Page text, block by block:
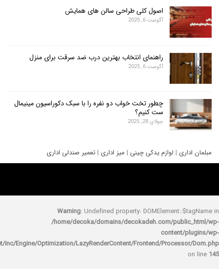
اصول کلی طراحی سالن های همایش
آگوست 6, 2025
راهنمای انتخاب بهترین درب ضد سرقت برای منزل
آگوست 6, 2025
چطور تخت خواب دو نفره را با سبک دکوراسیون مینیمال
ست کنیم؟
جولای 28, 2025
|لوازم یدکی چینی|میز اداری| تعمیر صندلی اداری
Warning: Undefined property:
/home/decoka/domains/decokadeh.com/
rocket/inc/Engine/Optimization/LazyRenderContent/Frontend/